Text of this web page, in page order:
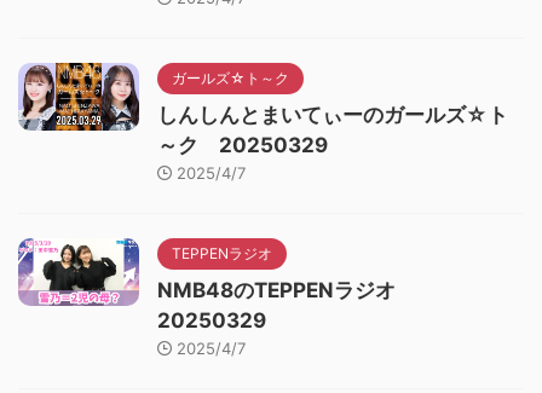
ガールズ☆ト～ク
しんしんとまいてぃーのガールズ☆ト
～ク 20250329
2025/4/7
TEPPENラジオ
NMB48のTEPPENラジオ
20250329
2025/4/7